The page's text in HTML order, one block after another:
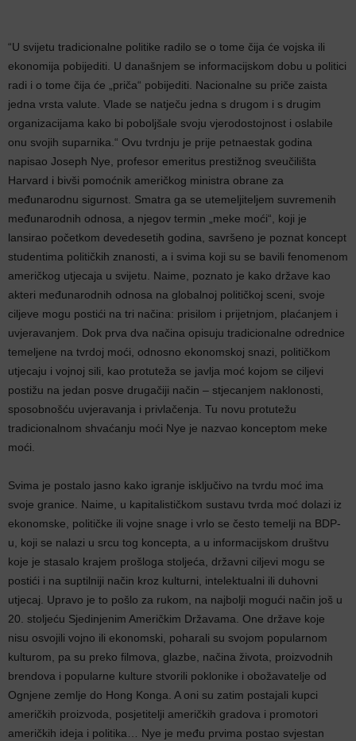
“U svijetu tradicionalne politike radilo se o tome čija će vojska ili
ekonomija pobijediti. U današnjem se informacijskom dobu u politici
radi i o tome čija će „priča“ pobijediti. Nacionalne su priče zaista
jedna vrsta valute. Vlade se natječu jedna s drugom i s drugim
organizacijama kako bi poboljšale svoju vjerodostojnost i oslabile
onu svojih suparnika.“ Ovu tvrdnju je prije petnaestak godina
napisao Joseph Nye, profesor emeritus prestižnog sveučilišta
Harvard i bivši pomoćnik američkog ministra obrane za
međunarodnu sigurnost. Smatra ga se utemeljiteljem suvremenih
međunarodnih odnosa, a njegov termin „meke moći“, koji je
lansirao početkom devedesetih godina, savršeno je poznat koncept
studentima političkih znanosti, a i svima koji su se bavili fenomenom
američkog utjecaja u svijetu. Naime, poznato je kako države kao
akteri međunarodnih odnosa na globalnoj političkoj sceni, svoje
ciljeve mogu postići na tri načina: prisilom i prijetnjom, plaćanjem i
uvjeravanjem. Dok prva dva načina opisuju tradicionalne odrednice
temeljene na tvrdoj moći, odnosno ekonomskoj snazi, političkom
utjecaju i vojnoj sili, kao protuteža se javlja moć kojom se ciljevi
postižu na jedan posve drugačiji način – stjecanjem naklonosti,
sposobnošću uvjeravanja i privlačenja. Tu novu protutežu
tradicionalnom shvaćanju moći Nye je nazvao konceptom meke
moći.
Svima je postalo jasno kako igranje isključivo na tvrdu moć ima
svoje granice. Naime, u kapitalističkom sustavu tvrda moć dolazi iz
ekonomske, političke ili vojne snage i vrlo se često temelji na BDP-
u, koji se nalazi u srcu tog koncepta, a u informacijskom društvu
koje je stasalo krajem prošloga stoljeća, državni ciljevi mogu se
postići i na suptilniji način kroz kulturni, intelektualni ili duhovni
utjecaj. Upravo je to pošlo za rukom, na najbolji mogući način još u
20. stoljeću Sjedinjenim Američkim Državama. One države koje
nisu osvojili vojno ili ekonomski, poharali su svojom popularnom
kulturom, pa su preko filmova, glazbe, načina života, proizvodnih
brendova i popularne kulture stvorili poklonike i obožavatelje od
Ognjene zemlje do Hong Konga. A oni su zatim postajali kupci
američkih proizvoda, posjetitelji američkih gradova i promotori
američkih ideja i politika… Nye je među prvima postao svjestan